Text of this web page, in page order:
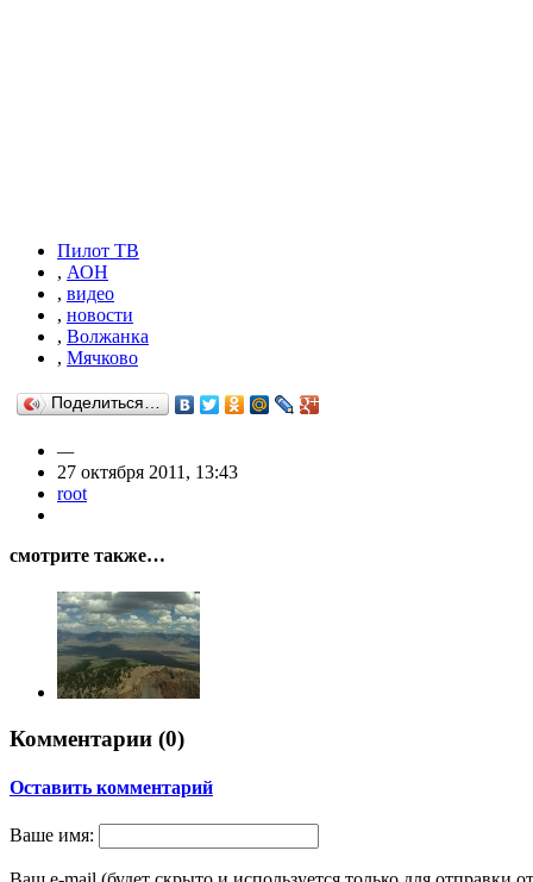
Пилот ТВ
, АОН
, видео
, новости
, Волжанка
, Мячково
Поделиться…
—
27 октября 2011, 13:43
root
смотрите также…
Комментарии (0)
Оставить комментарий
Ваше имя: